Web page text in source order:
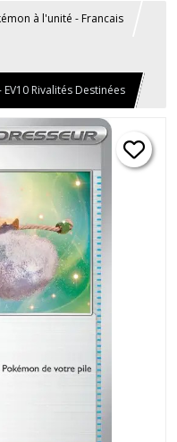
à l'unité - Francais
Rivalités Destinées